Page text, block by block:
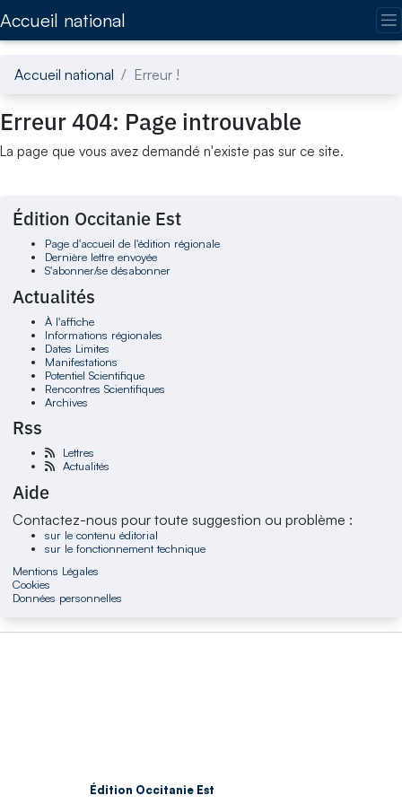
Accueil national
Accueil national Erreur !
Erreur 404: Page introuvable
La page que vous avez demandé n'existe pas sur ce site.
Édition Occitanie Est
Page d'accueil de l'édition régionale
Dernière lettre envoyée
S'abonner/se désabonner
Actualités
À l'affiche
Informations régionales
Dates Limites
Manifestations
Potentiel Scientifique
Rencontres Scientifiques
Archives
Rss
Lettres
Actualités
Aide
Contactez-nous pour toute suggestion ou problème :
sur le contenu éditorial
sur le fonctionnement technique
Mentions Légales
Cookies
Données personnelles
Édition Occitanie Est